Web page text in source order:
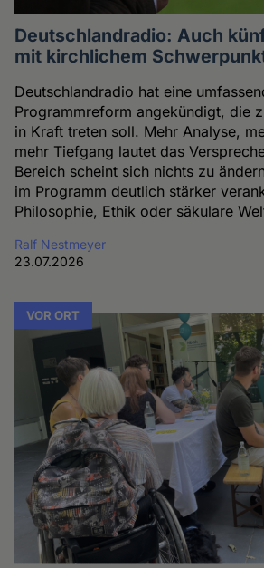
Deutschlandradio: Auch
mit kirchlichem
Deutschlandradio hat eine
Programmreform angekündigt, die
in Kraft treten soll. Mehr Analyse,
mehr Tiefgang lautet das
Bereich scheint sich nichts zu
im Programm deutlich stärker
Philosophie, Ethik oder säkulare
Ralf Nestmeyer
23.07.2026
VOR ORT